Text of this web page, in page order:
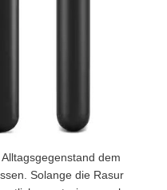
dem
Solange die Rasur